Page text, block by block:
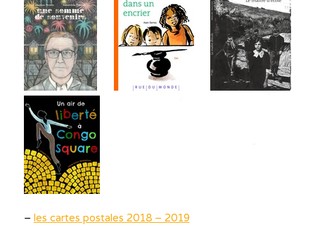
– les cartes postales 2018 – 2019